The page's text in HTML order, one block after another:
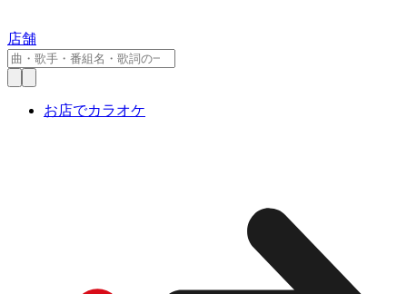
店舗
お店でカラオケ